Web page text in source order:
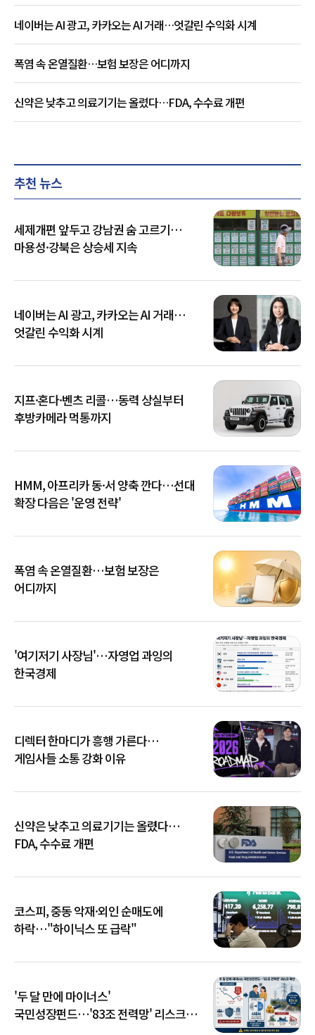
네이버는 AI 광고, 카카오는 AI 거래…엇갈린 수익화 시계
폭염 속 온열질환…보험 보장은 어디까지
신약은 낮추고 의료기기는 올렸다…FDA, 수수료 개편
추천 뉴스
세제개편 앞두고 강남권 숨 고르기…
마용성·강북은 상승세 지속
네이버는 AI 광고, 카카오는 AI 거래…
엇갈린 수익화 시계
지프·혼다·벤츠 리콜…동력 상실부터
후방카메라 먹통까지
HMM, 아프리카 동·서 양축 깐다…선대
확장 다음은 '운영 전략'
폭염 속 온열질환…보험 보장은
어디까지
'여기저기 사장님'…자영업 과잉의
한국경제
디렉터 한마디가 흥행 가른다…
게임사들 소통 강화 이유
신약은 낮추고 의료기기는 올렸다…
FDA, 수수료 개편
코스피, 중동 악재·외인 순매도에
하락…"하이닉스 또 급락"
'두 달 만에 마이너스'
국민성장펀드…'83조 전력망' 리스크